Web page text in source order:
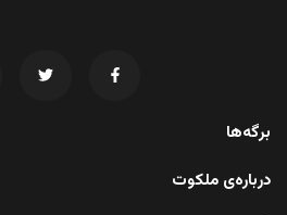
برگه‌ها
درباره‌ی ملکوت